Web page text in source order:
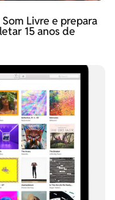
Livre e prepara
15 anos de